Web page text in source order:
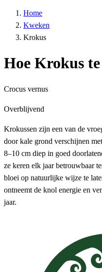
Home
Kweken
Krokus
Hoe Krokus
Crocus vernus
Overblijvend
Krokussen zijn een van de
door kale grond verschijnen
8–10 cm diep in goed
ze keren elk jaar betrouwbaar
bloei op natuurlijke wijze te
ontneemt de knol energie en
jaar.